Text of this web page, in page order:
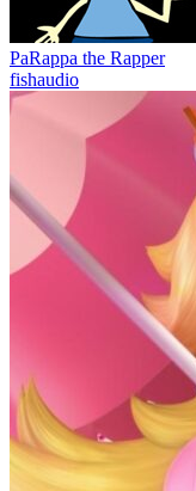
PaRappa the Rapper
fishaudio